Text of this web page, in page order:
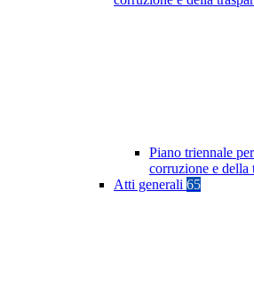
Piano triennale
corruzione e della
Atti generali 65